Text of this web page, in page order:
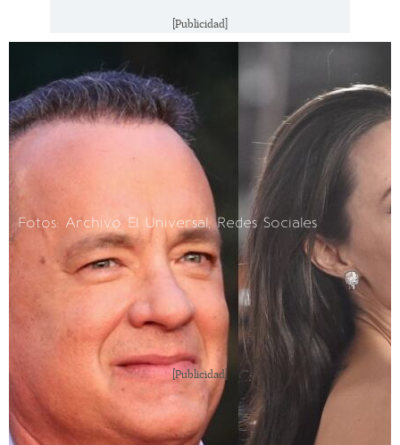
[Publicidad]
Fotos: Archivo El Universal, Redes Sociales
[Publicidad]